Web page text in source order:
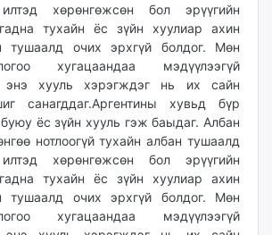
хөрөнгөжсөн бол эрүүгийн
тухайн ёс зүйн хуулиар ахин
тушаалд очих эрхгүй болдог. Мөн
хугацаандаа мэдүүлээгүй
энэ хууль хэрэгждэг нь их сайн
санагддаг.Аргентины хувьд бүр
ёс зүйн хууль гэж баыдаг. Албан
нотлоогүй тухайн албан тушаалд
хөрөнгөжсөн бол эрүүгийн
тухайн ёс зүйн хуулиар ахин
тушаалд очих эрхгүй болдог. Мөн
хугацаандаа мэдүүлээгүй